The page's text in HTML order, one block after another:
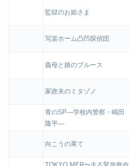
監獄のお姫さま
写楽ホーム凸凹探偵団
義母と娘のブルース
家政夫のミタゾノ
青のSP―学校内警察・嶋田
隆平―
向こうの果て